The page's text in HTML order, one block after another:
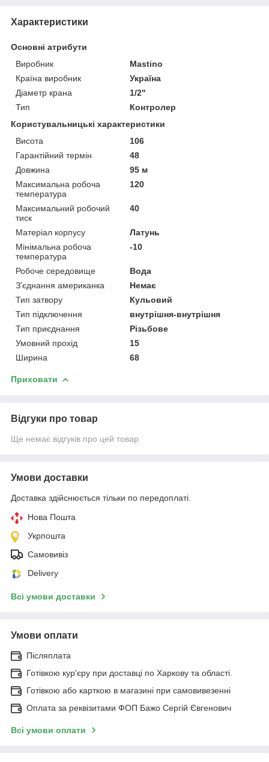
Характеристики
Основні атрибути
Виробник
Mastino
Країна виробник
Україна
Діаметр крана
1/2"
Тип
Контролер
Користувальницькі характеристики
Висота
106
Гарантійний термін
48
Довжина
95 м
Максимальна робоча
температура
120
Максимальний робочий
тиск
40
Матеріал корпусу
Латунь
Мінімальна робоча
температура
-10
Робоче середовище
Вода
З'єднання американка
Немає
Тип затвору
Кульовий
Тип підключення
внутрішня-внутрішня
Тип приєднання
Різьбове
Умовний прохід
15
Ширина
68
Приховати
Відгуки про товар
Ще немає відгуків про цей товар
Умови доставки
Доставка здійснюється тільки по передоплаті.
Нова Пошта
Укрпошта
Самовивіз
Delivery
Всі умови доставки
Умови оплати
Післяплата
Готівкою кур'єру при доставці по Харкову та області.
Готівкою або карткою в магазині при самовивезенні
Оплата за реквізитами ФОП Бажо Сергій Євгенович
Всі умови оплати